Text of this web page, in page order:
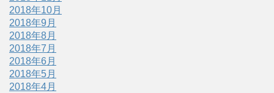
2018年10月
2018年9月
2018年8月
2018年7月
2018年6月
2018年5月
2018年4月